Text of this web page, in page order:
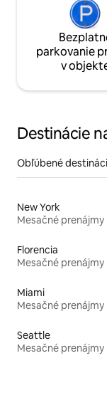
parkovanie
v
Destinácie
Obľúbené
New York
Mesačné prenájmy
Florencia
Mesačné prenájmy
Miami
Mesačné prenájmy
Seattle
Mesačné prenájmy